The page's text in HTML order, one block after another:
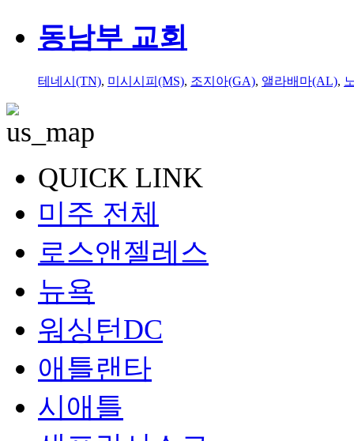
동남부 교회
테네시(TN), 미시시피(MS), 조지아(GA), 앨라배마(AL),
QUICK LINK
미주 전체
로스앤젤레스
뉴욕
워싱턴DC
애틀랜타
시애틀